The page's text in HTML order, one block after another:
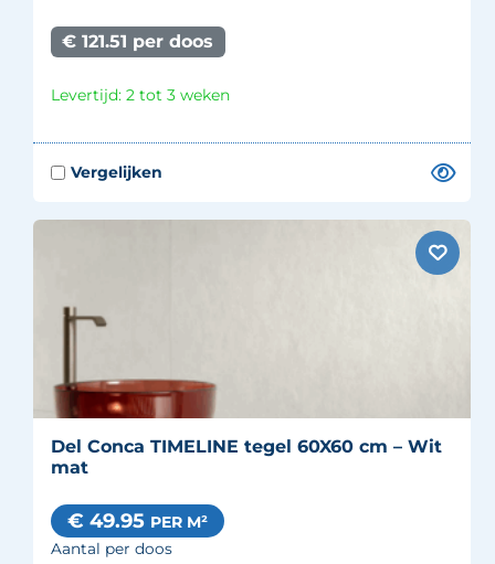
€ 121.51 per doos
Levertijd: 2 tot 3 weken
Del Conca TIMELINE tegel 60X60 cm – Wit
mat
€ 49.95 PER M²
Aantal per doos